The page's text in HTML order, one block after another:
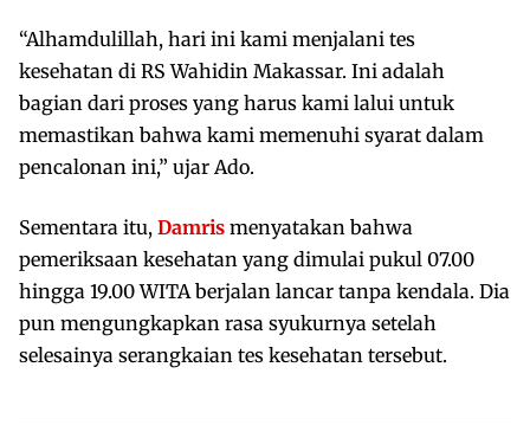
“Alhamdulillah, hari ini kami menjalani tes
kesehatan di RS Wahidin Makassar. Ini adalah
bagian dari proses yang harus kami lalui untuk
memastikan bahwa kami memenuhi syarat dalam
pencalonan ini,” ujar Ado.
Sementara itu, Damris menyatakan bahwa
pemeriksaan kesehatan yang dimulai pukul 07.00
hingga 19.00 WITA berjalan lancar tanpa kendala. Dia
pun mengungkapkan rasa syukurnya setelah
selesainya serangkaian tes kesehatan tersebut.